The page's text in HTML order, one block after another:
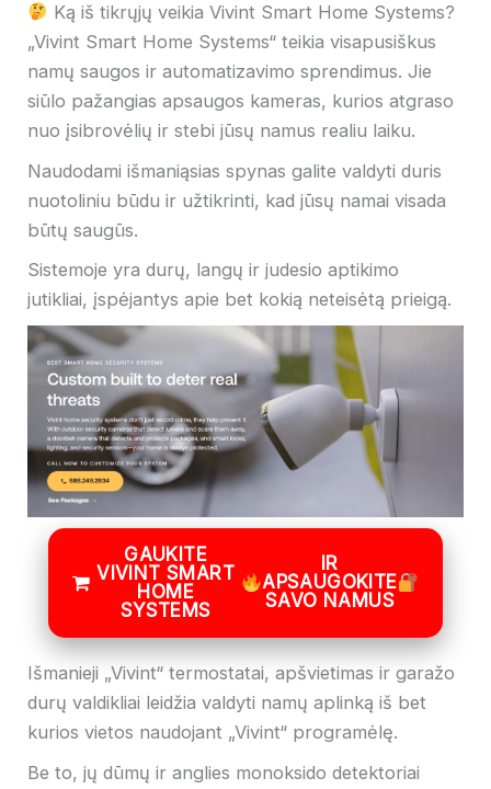
Ką iš tikrųjų veikia Vivint Smart Home Systems?
„Vivint Smart Home Systems“ teikia visapusiškus
namų saugos ir automatizavimo sprendimus. Jie
siūlo pažangias apsaugos kameras, kurios atgraso
nuo įsibrovėlių ir stebi jūsų namus realiu laiku.
Naudodami išmaniąsias spynas galite valdyti duris
nuotoliniu būdu ir užtikrinti, kad jūsų namai visada
būtų saugūs.
Sistemoje yra durų, langų ir judesio aptikimo
jutikliai, įspėjantys apie bet kokią neteisėtą prieigą.
GAUKITE
VIVINT SMART
HOME
SYSTEMS
IR
APSAUGOKITE
SAVO NAMUS
Išmanieji „Vivint“ termostatai, apšvietimas ir garažo
durų valdikliai leidžia valdyti namų aplinką iš bet
kurios vietos naudojant „Vivint“ programėlę.
Be to, jų dūmų ir anglies monoksido detektoriai